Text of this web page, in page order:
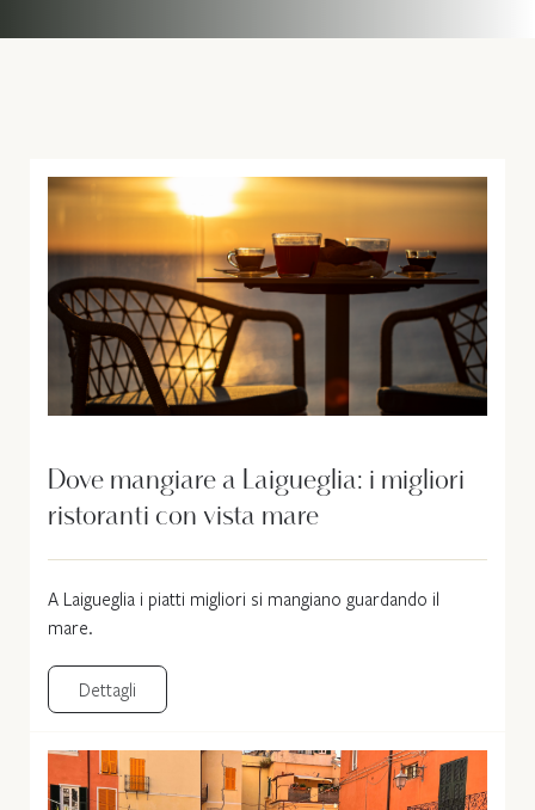
Dove mangiare a Laigueglia: i migliori
ristoranti con vista mare
A Laigueglia i piatti migliori si mangiano guardando il
mare.
Dettagli